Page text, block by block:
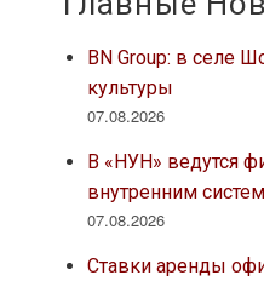
BN Group: в селе
культуры
07.08.2026
В «НУН» ведутся
внутренним
07.08.2026
Ставки аренды